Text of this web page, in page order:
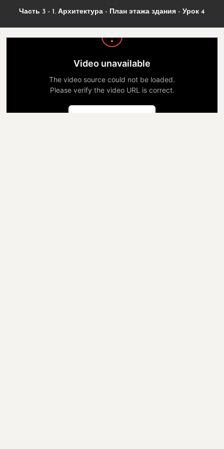
Часть 3 - 1. Архитектура - План этажа здания - Урок 4
Video unavailable
The video source could not be loaded.
Please verify the video URL is correct.